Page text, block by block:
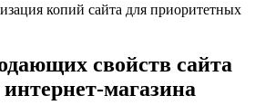
копий сайта для приоритетных
свойств сайта
магазина